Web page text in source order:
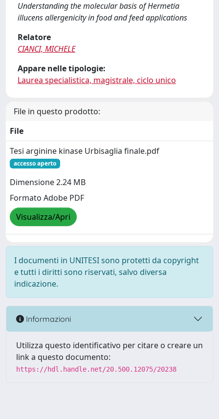
Understanding the molecular basis of Hermetia
illucens allergenicity in food and feed applications
Relatore
CIANCI, MICHELE
Appare nelle tipologie:
Laurea specialistica, magistrale, ciclo unico
File in questo prodotto:
File
Tesi arginine kinase Urbisaglia finale.pdf
accesso aperto
Dimensione 2.24 MB
Formato Adobe PDF
Visualizza/Apri
I documenti in UNITESI sono protetti da copyright
e tutti i diritti sono riservati, salvo diversa
indicazione.
Informazioni
Utilizza questo identificativo per citare o creare un
link a questo documento:
https://hdl.handle.net/20.500.12075/20238